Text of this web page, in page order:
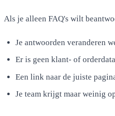
Als je alleen FAQ's wilt
Je antwoorden veranderen
Er is geen klant- of
Een link naar de juiste
Je team krijgt maar weinig